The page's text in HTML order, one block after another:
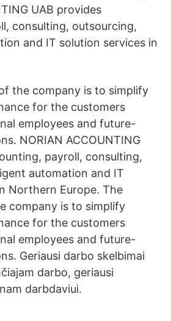
UAB provides
consulting, outsourcing,
and IT solution services in
the company is to simplify
for the customers
employees and future-
NORIAN ACCOUNTING
payroll, consulting,
automation and IT
Northern Europe. The
company is to simplify
for the customers
employees and future-
Geriausi darbo skelbimai
darbo, geriausi
darbdaviui.